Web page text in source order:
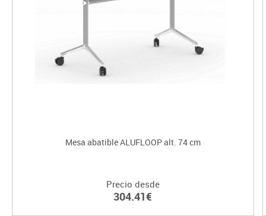
Mesa abatible ALUFLOOP alt. 74 cm
Precio desde
304.41€